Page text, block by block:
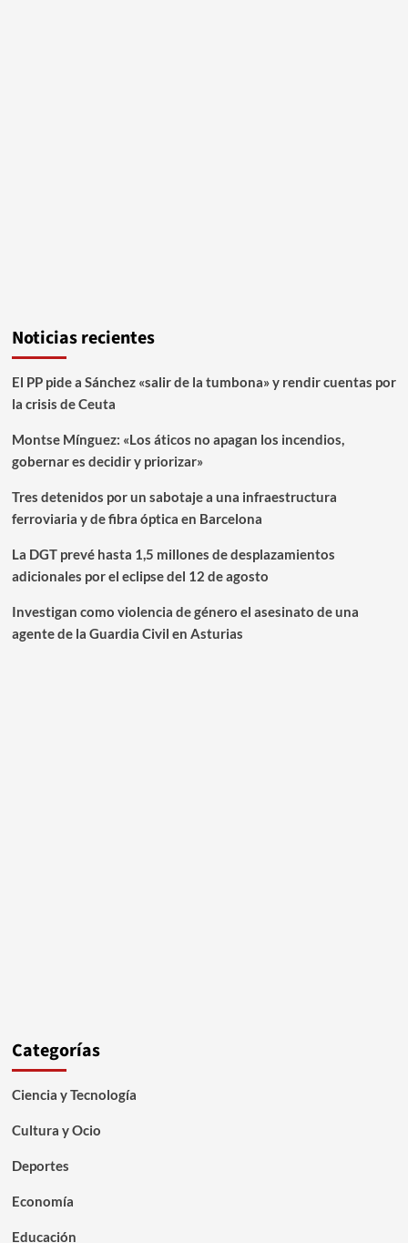
Noticias recientes
El PP pide a Sánchez «salir de la tumbona» y rendir cuentas por
la crisis de Ceuta
Montse Mínguez: «Los áticos no apagan los incendios,
gobernar es decidir y priorizar»
Tres detenidos por un sabotaje a una infraestructura
ferroviaria y de fibra óptica en Barcelona
La DGT prevé hasta 1,5 millones de desplazamientos
adicionales por el eclipse del 12 de agosto
Investigan como violencia de género el asesinato de una
agente de la Guardia Civil en Asturias
Categorías
Ciencia y Tecnología
Cultura y Ocio
Deportes
Economía
Educación